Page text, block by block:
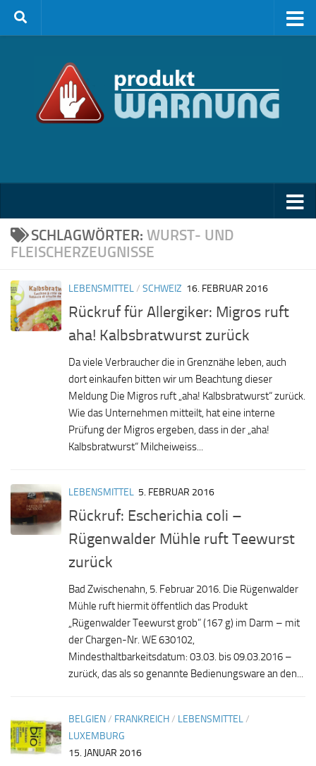
Zum Inhalt springen
SCHLAGWÖRTER: WURST- UND
FLEISCHERZEUGNISSE
LEBENSMITTEL/ SCHWEIZ 16. FEBRUAR 2016
Rückruf für Allergiker: Migros ruft
aha! Kalbsbratwurst zurück
Da viele Verbraucher die in Grenznähe leben, auch
dort einkaufen bitten wir um Beachtung dieser
Meldung Die Migros ruft „aha! Kalbsbratwurst“ zurück.
Wie das Unternehmen mitteilt, hat eine interne
Prüfung der Migros ergeben, dass in der „aha!
Kalbsbratwurst“ Milcheiweiss...
LEBENSMITTEL 5. FEBRUAR 2016
Rückruf: Escherichia coli –
Rügenwalder Mühle ruft Teewurst
zurück
Bad Zwischenahn, 5. Februar 2016. Die Rügenwalder
Mühle ruft hiermit öffentlich das Produkt
„Rügenwalder Teewurst grob” (167 g) im Darm – mit
der Chargen-Nr. WE 630102,
Mindesthaltbarkeitsdatum: 03.03. bis 09.03.2016 –
zurück, das als so genannte Bedienungsware an den...
BELGIEN/ FRANKREICH/ LEBENSMITTEL/
LUXEMBURG
15. JANUAR 2016